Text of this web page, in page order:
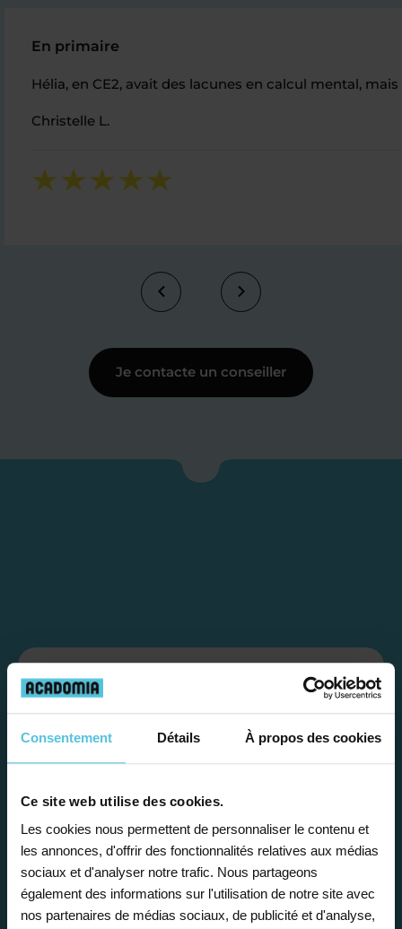
Consentement Détails À propos des cookies
Ce site web utilise des cookies.
Les cookies nous permettent de personnaliser le contenu et
les annonces, d'offrir des fonctionnalités relatives aux médias
sociaux et d'analyser notre trafic. Nous partageons
également des informations sur l'utilisation de notre site avec
nos partenaires de médias sociaux, de publicité et d'analyse,
En primaire
Hélia, en CE2, avait des lacunes en calcul mental,
Christelle L.
Je contacte un conseiller
Étape 1
Je vous propose un
Gratuite et sans engagement, une
première étape pour faire le point sur
la situation scolaire de votre enfant, ses
besoins et vous préconiser la solution la